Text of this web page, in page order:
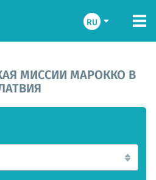
RU
МИССИИ МАРОККО В